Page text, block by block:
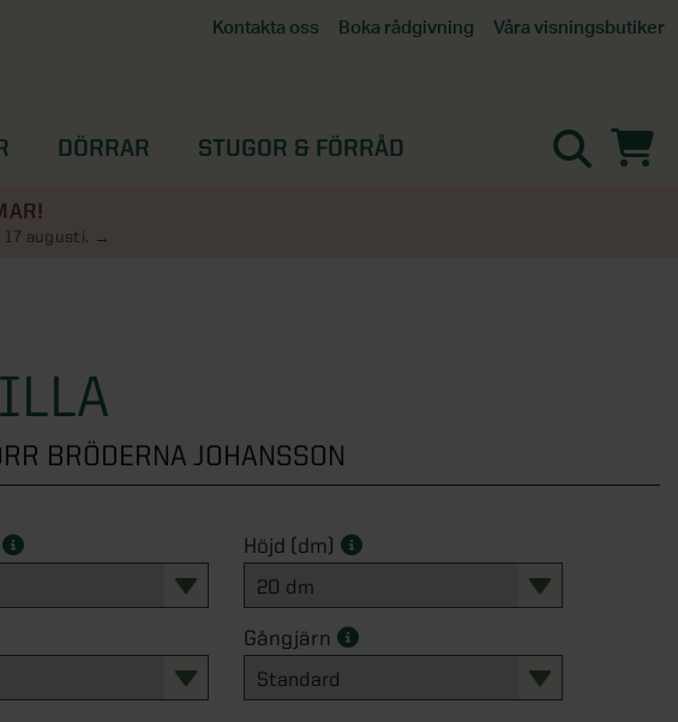
Kontakta oss Boka rådgivning Våra visningsbutiker
Göteborg
DÖRRAR
STUGOR & FÖRRÅD
augusti.
BRÖDERNA JOHANSSON
Höjd (dm)
Gångjärn